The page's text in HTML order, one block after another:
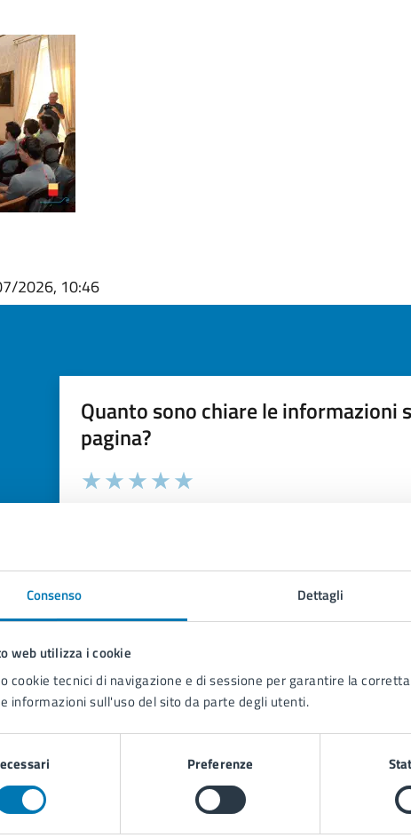
Consenso Dettagli
web utilizza i cookie
cookie tecnici di navigazione e di sessione per garantire la
informazioni sull'uso del sito da parte degli utenti.
Preferenze
2026, 10:46
Quanto sono chiare le informazioni
pagina?
Valuta la chiarezza delle informazioni (da 1 a 5 stelle)
Seleziona il numero di stelle per valutare la
Contatta il comune
Leggi le domande frequenti
Richiedi assistenza
Prenota appuntamento
Problemi in città